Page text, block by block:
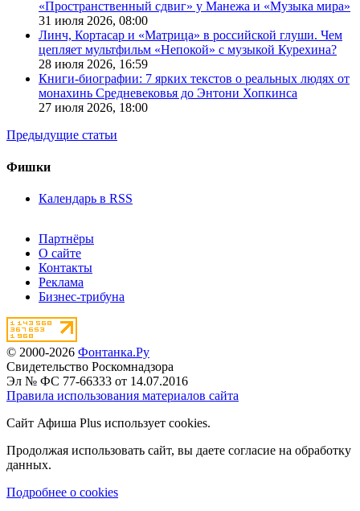
«Пространственный сдвиг» у Манежа и «Музыка мира»
31 июля 2026, 08:00
Линч, Кортасар и «Матрица» в российской глуши. Чем
цепляет мультфильм «Непокой» с музыкой Курехина?
28 июля 2026, 16:59
Книги-биографии: 7 ярких текстов о реальных людях от
монахинь Средневековья до Энтони Хопкинса
27 июля 2026, 18:00
Предыдущие статьи
Фишки
Календарь в RSS
Партнёры
О сайте
Контакты
Реклама
Бизнес-трибуна
© 2000-2026 Фонтанка.Ру
Свидетельство Роскомнадзора
Эл № ФС 77-66333 от 14.07.2016
Правила использования материалов сайта
Сайт Афиша Plus использует cookies.
Продолжая использовать сайт, вы даете согласие на обработку
данных.
Подробнее о cookies